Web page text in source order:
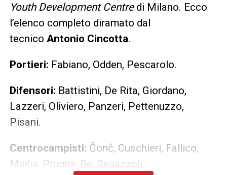
Youth Development Centre di Milano. Ecco
l’elenco completo diramato dal
tecnico Antonio Cincotta.
Portieri: Fabiano, Odden, Pescarolo.
Difensori: Battistini, De Rita, Giordano,
Lazzeri, Oliviero, Panzeri, Pettenuzzo,
Pisani.
Centrocampisti: Čonč, Cuschieri, Fallico,
Mailia, Prugna, Re, Regazzoli.